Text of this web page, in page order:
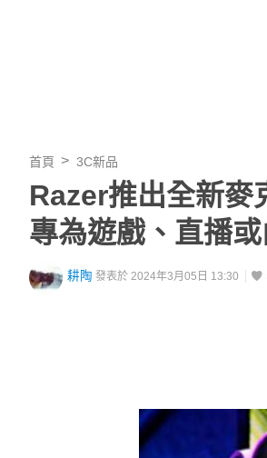
首頁 3C新品
Razer推出全新
專為遊戲、直播
耕陶 發表於 2024年3月05日 13:30